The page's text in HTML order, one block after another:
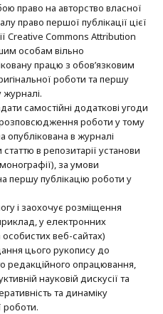
право на авторство власної
право першої публікації цієї
Creative Commons Attribution
особам вільно
працю з обов’язковим
роботи та першу
журналі.
самостійні додаткові угоди
роботи у тому
опублікована в журналі
в репозитарії установи
за умови
першу публікацію роботи у
і заохочує розміщення
у електронних
веб-сайтах)
цього рукопису до
редакційного опрацювання,
науковій дискусії та
та динаміку
роботи.